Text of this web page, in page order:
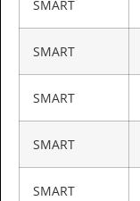
SMART
SMART
SMART
SMART
SMART